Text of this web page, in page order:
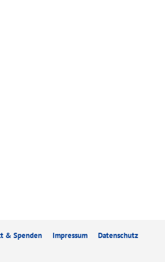
& Spenden Impressum Datenschutz